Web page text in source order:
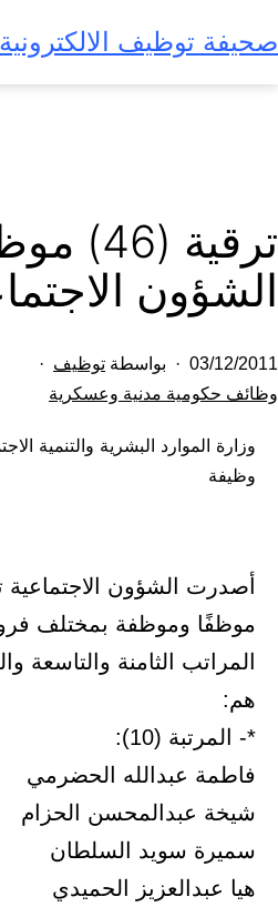
إلى
المحتوى
صحيفة توظيف الالكترونية
ترقية
الشؤون
تم
النشر
03/12/2011 بواسطة توظيف
مصنف
وظائف حكومية مدنية وعسكرية
وزارة الموارد البشرية والتنمية
وظيفة
موظفًا وموظفة بمختلف
المراتب الثامنة والتاسعة
هم:
*- المرتبة (10):
فاطمة عبدالله الحضرمي
شيخة عبدالمحسن الحزام
سميرة سويد السلطان
هيا عبدالعزيز الحميدي